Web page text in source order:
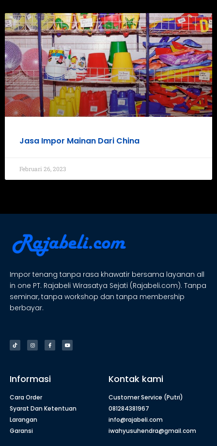
Jasa Impor Mainan Dari China
Februari 26, 2023
Impor tenang tanpa rasa khawatir bersama layanan all
in one PT. Rajabeli Wirasatya Sejati (Rajabeli.com). Tanpa
seminar, tanpa workshop dan tanpa membership
berbayar.
Informasi
Cara Order
Syarat Dan Ketentuan
Larangan
Garansi
Kontak kami
Customer Service (Putri)
081284381967
info@rajabeli.com
iwahyusuhendra@gmail.com